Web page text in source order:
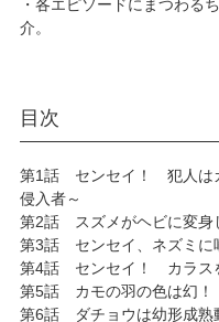
・各エピソードにまつわる
介。
目次
第1話 センセイ！ 犯人は
侵入者～
第2話 スズメがヘビに変身
第3話 センセイ、ネズミに
第4話 センセイ！ カラス
第5話 カモの羽の色は幻！
第6話 ダチョウは幼形成熟